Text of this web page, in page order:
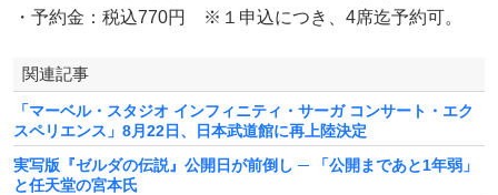
・予約金：税込770円 ※１申込につき、4席迄予約可。
関連記事
「マーベル・スタジオ インフィニティ・サーガ コンサート・エク
スペリエンス」8月22日、日本武道館に再上陸決定
実写版『ゼルダの伝説』公開日が前倒し ─ 「公開まであと1年弱」
と任天堂の宮本氏